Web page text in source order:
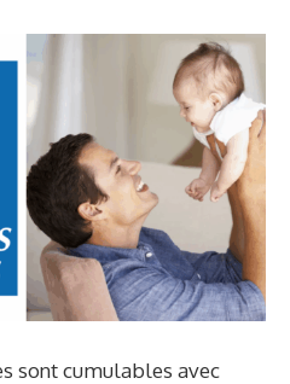
sont cumulables avec